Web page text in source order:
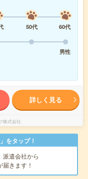
50代
60代
男性
詳しく見る
株式会社
をタップ！
派遣会社から
届きます！